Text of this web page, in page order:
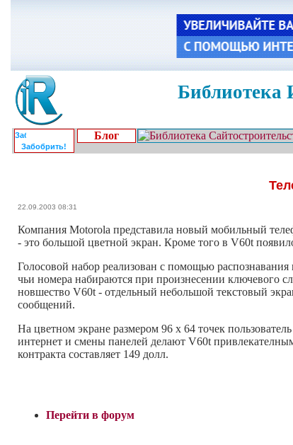
Библиотека
Забобрить!
Блог
22.09.2003 08:31
Компания Motorola представила новый мобильный
- это большой цветной экран. Кроме того в V60t
Голосовой набор реализован с помощью
чьи номера набираются при произнесении ключевого
новшество V60t - отдельный небольшой текстовый
сообщений.
На цветном экране размером 96 x 64 точек
интернет и смены панелей делают V60t
контракта составляет 149 долл.
Перейти в форум